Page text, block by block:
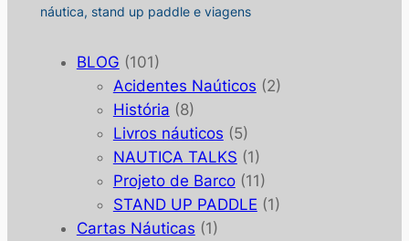
náutica, stand up paddle e viagens
BLOG (101)
Acidentes Naúticos (2)
História (8)
Livros náuticos (5)
NAUTICA TALKS (1)
Projeto de Barco(11)
STAND UP PADDLE (1)
Cartas Náuticas (1)